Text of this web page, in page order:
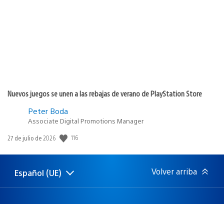
Nuevos juegos se unen a las rebajas de verano de PlayStation Store
Peter Boda
Associate Digital Promotions Manager
Fecha
publicación:
27 de julio de 2026 116
Selecciona
una
Región
actual:
Español (UE) Volver arriba